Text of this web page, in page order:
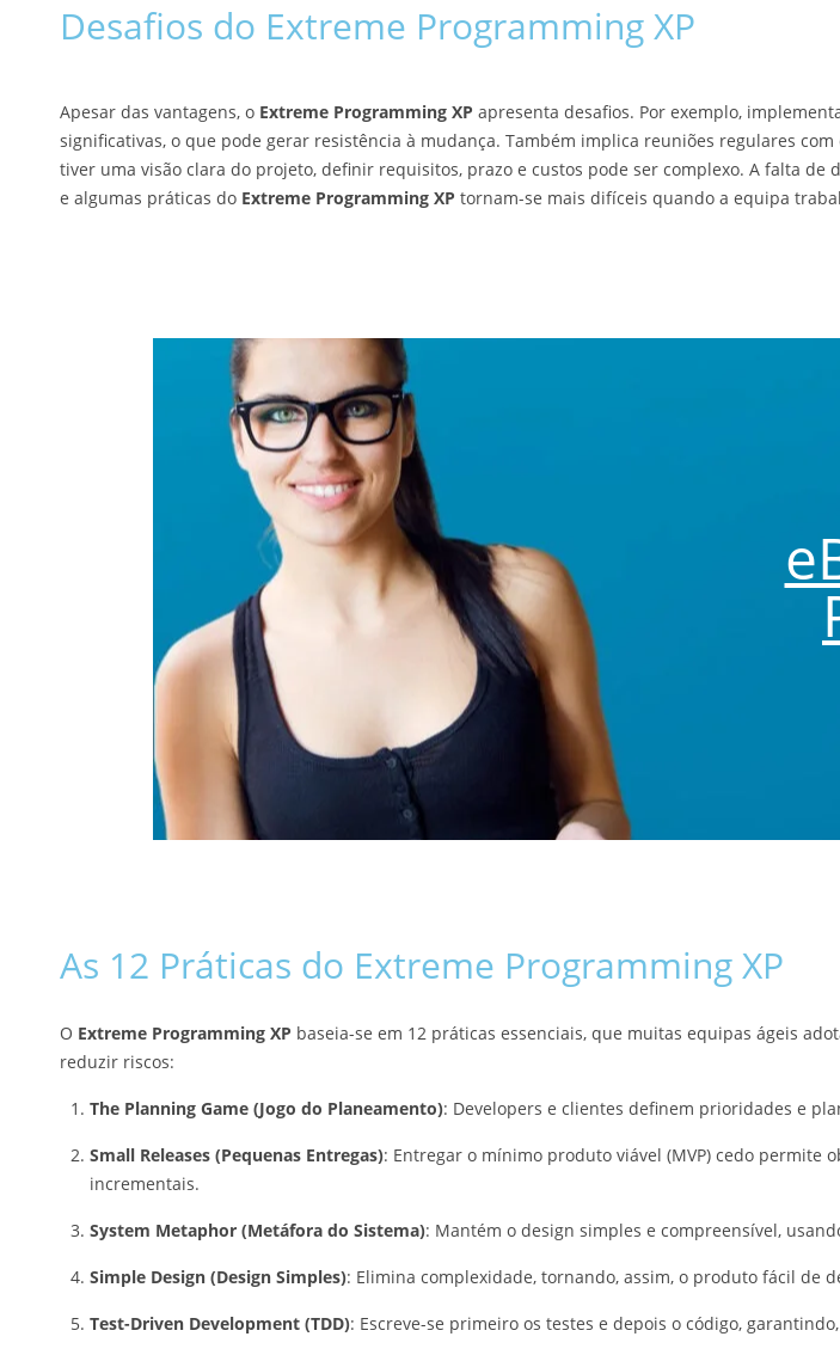
Desafios do Extreme Programming XP
Apesar das vantagens, o Extreme Programming XP apresenta desafios. Por exemplo,
significativas, o que pode gerar resistência à mudança. Também implica reuniões regulares
tiver uma visão clara do projeto, definir requisitos, prazo e custos pode ser complexo. A falta
e algumas práticas do Extreme Programming XP tornam-se mais difíceis quando a equipa
As 12 Práticas do Extreme Programming XP
O Extreme Programming XP baseia-se em 12 práticas essenciais, que muitas equipas ágeis
reduzir riscos:
The Planning Game (Jogo do Planeamento): Developers e clientes definem prioridades e
Small Releases (Pequenas Entregas): Entregar o mínimo produto viável (MVP) cedo
incrementais.
System Metaphor (Metáfora do Sistema): Mantém o design simples e compreensível,
Simple Design (Design Simples): Elimina complexidade, tornando, assim, o produto fácil de
Test-Driven Development (TDD): Escreve-se primeiro os testes e depois o código,